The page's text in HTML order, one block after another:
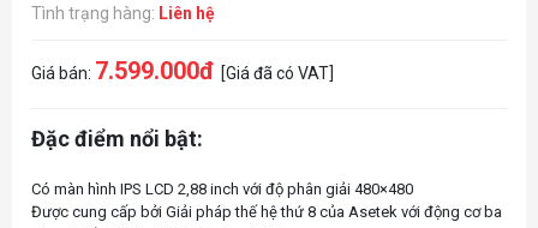
Tình trạng hàng: Liên hệ
Giá bán: 7.599.000đ [Giá đã có VAT]
Đặc điểm nổi bật:
Có màn hình IPS LCD 2,88 inch với độ phân giải 480×480
Được cung cấp bởi Giải pháp thế hệ thứ 8 của Asetek với động cơ ba